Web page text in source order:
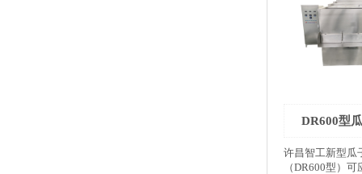
DR600型
许昌智工新型瓜
（DR600型）